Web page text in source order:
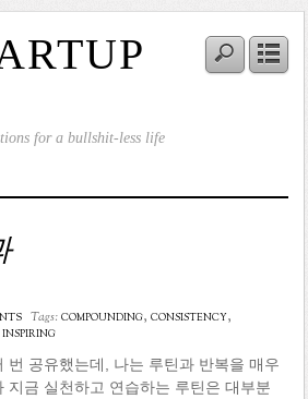
for a bullshit-less life
Tags:compounding, consistency,
inspiring
번 공유했는데, 나는 루틴과 반복을 매우
지금 실천하고 연습하는 루틴은 대부분